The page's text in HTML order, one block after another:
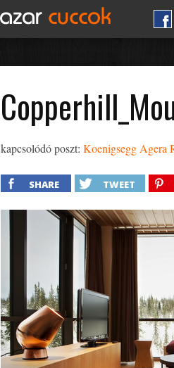
kapcsolódó poszt:Koenigsegg Agera
SHARE TWEET